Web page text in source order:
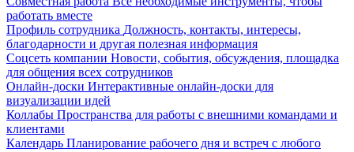
работать вместе
Профиль сотрудника Должность, контакты, интересы,
благодарности и другая полезная информация
Соцсеть компании Новости, события, обсуждения, площадка
для общения всех сотрудников
Онлайн-доски Интерактивные онлайн-доски для
визуализации идей
Коллабы Пространства для работы с внешними командами и
клиентами
Календарь Планирование рабочего дня и встреч с любого